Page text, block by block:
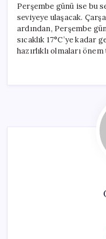
Perşembe günü ise bu
seviyeye ulaşacak.
ardından, Perşembe
sıcaklık 17°C’ye kadar
hazırlıklı olmaları önem